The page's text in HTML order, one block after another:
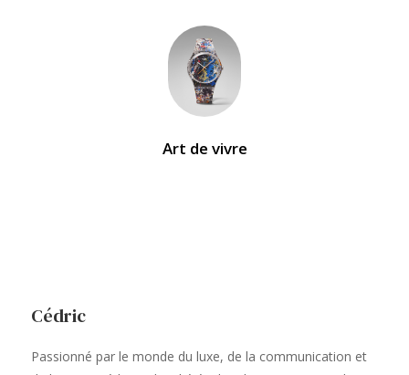
Art de vivre
Cédric
Passionné par le monde du luxe, de la communication et